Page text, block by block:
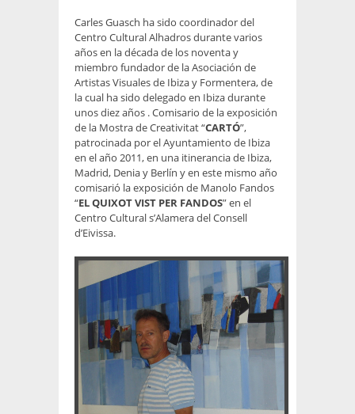
Carles Guasch ha sido coordinador del
Centro Cultural Alhadros durante varios
años en la década de los noventa y
miembro fundador de la Asociación de
Artistas Visuales de Ibiza y Formentera, de
la cual ha sido delegado en Ibiza durante
unos diez años . Comisario de la exposición
de la Mostra de Creativitat “CARTÓ”,
patrocinada por el Ayuntamiento de Ibiza
en el año 2011, en una itinerancia de Ibiza,
Madrid, Denia y Berlín y en este mismo año
comisarió la exposición de Manolo Fandos
“EL QUIXOT VIST PER FANDOS” en el
Centro Cultural s’Alamera del Consell
d’Eivissa.